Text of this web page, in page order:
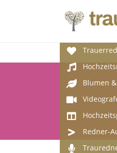
Blumen
Redner-